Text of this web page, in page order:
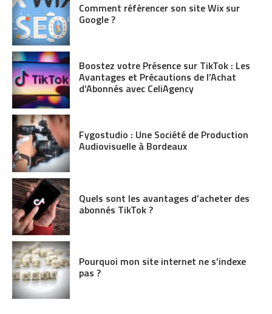
Comment référencer son site Wix sur
Google ?
Boostez votre Présence sur TikTok : Les
Avantages et Précautions de l’Achat
d’Abonnés avec CeliAgency
Fygostudio : Une Société de Production
Audiovisuelle à Bordeaux
Quels sont les avantages d’acheter des
abonnés TikTok ?
Pourquoi mon site internet ne s’indexe
pas ?